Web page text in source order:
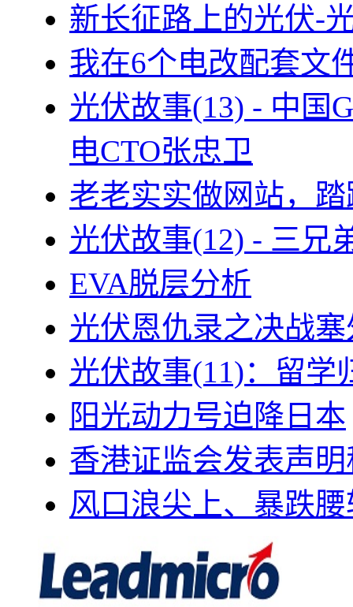
新长征路上的光伏-
我在6个电改配套文
光伏故事(13) - 中国
电CTO张忠卫
老老实实做网站，
光伏故事(12) - 三兄
EVA脱层分析
光伏恩仇录之决战
光伏故事(11)：留学
阳光动力号迫降日本
香港证监会发表声
风口浪尖上、暴跌